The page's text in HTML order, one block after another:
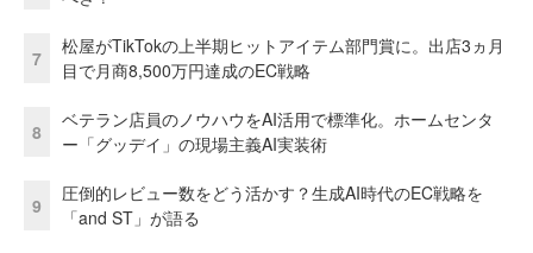
7
松屋がTikTokの上半期ヒットアイテム部門賞に。出店3ヵ月
目で月商8,500万円達成のEC戦略
8
ベテラン店員のノウハウをAI活用で標準化。ホームセンタ
ー「グッデイ」の現場主義AI実装術
9
圧倒的レビュー数をどう活かす？生成AI時代のEC戦略を
「and ST」が語る